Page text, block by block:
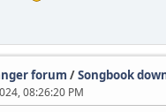
forum /Songbook
08:26:20 PM